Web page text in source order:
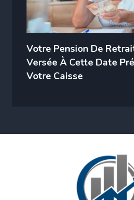
Votre Pension De
Versée À Cette Date
Votre Caisse